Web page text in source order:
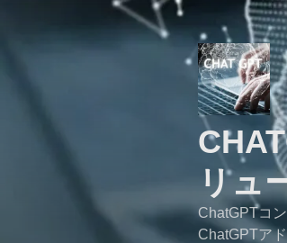
リュ
ChatGPTコ
ChatGPTア